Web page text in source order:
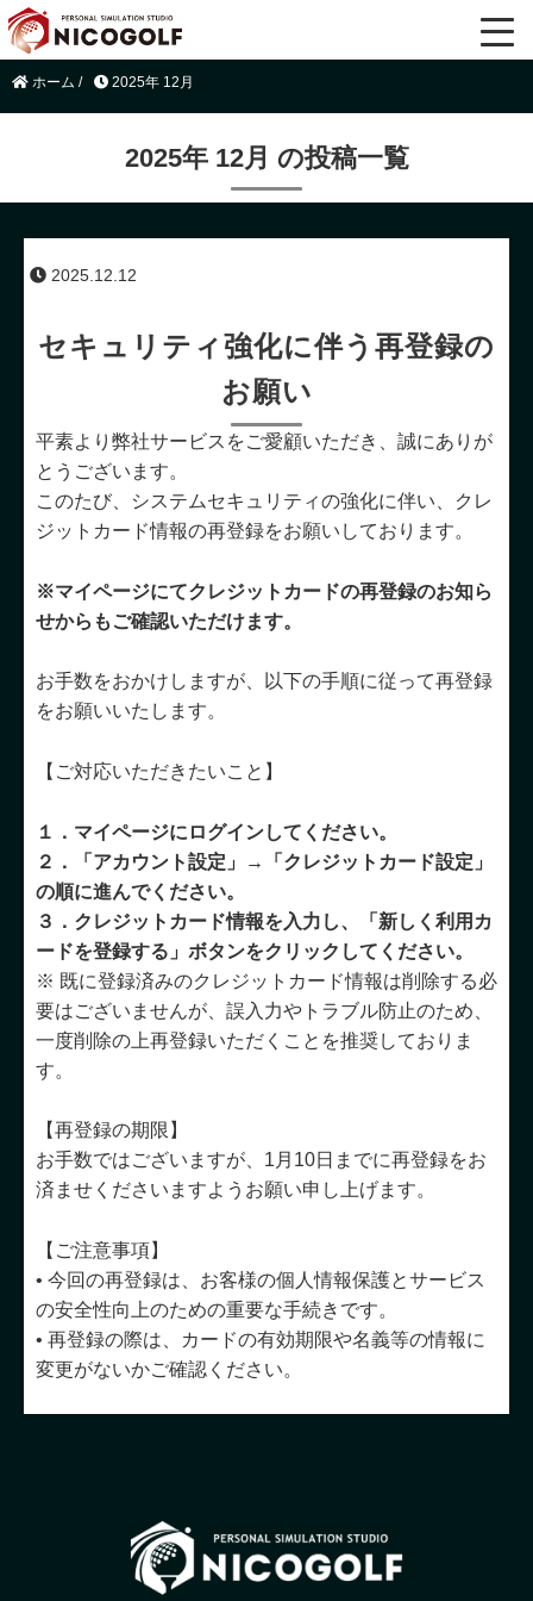
ホーム / 2025年 12月
2025年 12月 の投稿一覧
2025.12.12
セキュリティ強化に伴う再登録の
お願い
平素より弊社サービスをご愛顧いただき、誠にありが
とうございます。
このたび、システムセキュリティの強化に伴い、クレ
ジットカード情報の再登録をお願いしております。
※マイページにてクレジットカードの再登録のお知ら
せからもご確認いただけます。
お手数をおかけしますが、以下の手順に従って再登録
をお願いいたします。
【ご対応いただきたいこと】
１．マイページにログインしてください。
２．「アカウント設定」→「クレジットカード設定」
の順に進んでください。
３．クレジットカード情報を入力し、「新しく利用カ
ードを登録する」ボタンをクリックしてください。
※ 既に登録済みのクレジットカード情報は削除する必
要はございませんが、誤入力やトラブル防止のため、
一度削除の上再登録いただくことを推奨しておりま
す。
【再登録の期限】
お手数ではございますが、1月10日までに再登録をお
済ませくださいますようお願い申し上げます。
【ご注意事項】
• 今回の再登録は、お客様の個人情報保護とサービス
の安全性向上のための重要な手続きです。
• 再登録の際は、カードの有効期限や名義等の情報に
変更がないかご確認ください。